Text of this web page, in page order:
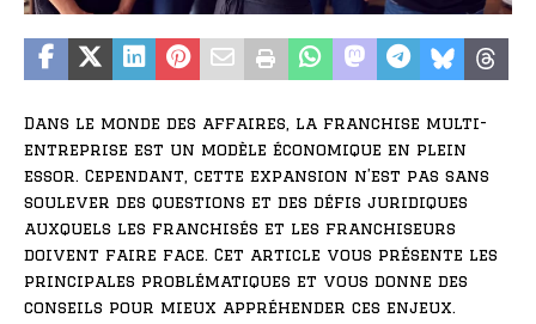
Dans le monde des affaires, la franchise multi-
entreprise est un modèle économique en plein
essor. Cependant, cette expansion n’est pas sans
soulever des questions et des défis juridiques
auxquels les franchisés et les franchiseurs
doivent faire face. Cet article vous présente les
principales problématiques et vous donne des
conseils pour mieux appréhender ces enjeux.